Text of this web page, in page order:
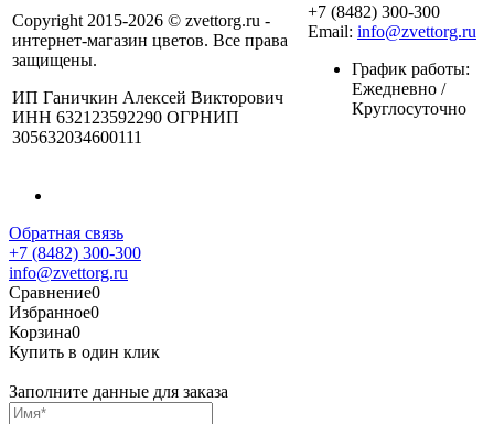
Copyright 2015-2026 © zvettorg.ru -
интернет-магазин цветов. Все права
защищены.
ИП Ганичкин Алексей Викторович
ИНН 632123592290 ОГРНИП
305632034600111
+7 (8482) 300-300
Email: info@zvettorg.ru
График работы:
Ежедневно /
Круглосуточно
Обратная связь
+7 (8482) 300-300
info@zvettorg.ru
Сравнение0
Избранное0
Корзина0
Купить в один клик
Заполните данные для заказа